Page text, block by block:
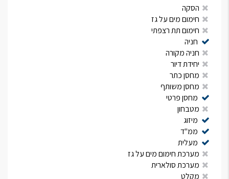
הסקה
חימום מים על גז
חימום תת רצפתי
חניה
חניה מקורה
יחידת דיור
מחסן כתר
מחסן משותף
מחסן פרטי
מטבחון
מיזוג
ממ"ד
מעלית
מערכת חימום מים על גז
מערכת סולארית
מקלט